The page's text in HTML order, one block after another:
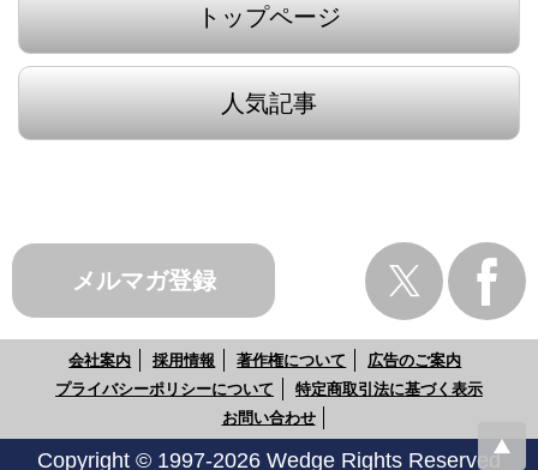
トップページ
人気記事
メルマガ登録
会社案内 採用情報 著作権について
広告のご案内
プライバシーポリシーについて
特定商取引法に基づく表示
お問い合わせ
Copyright © 1997-2026 Wedge Rights Reserved